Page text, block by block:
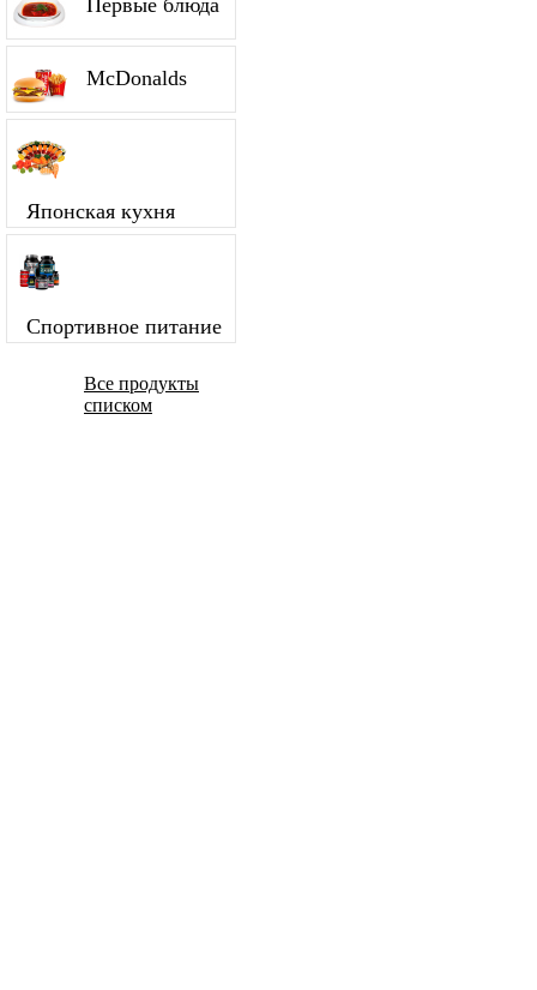
Первые блюда
McDonalds
Японская кухня
Спортивное питание
Все продукты
списком